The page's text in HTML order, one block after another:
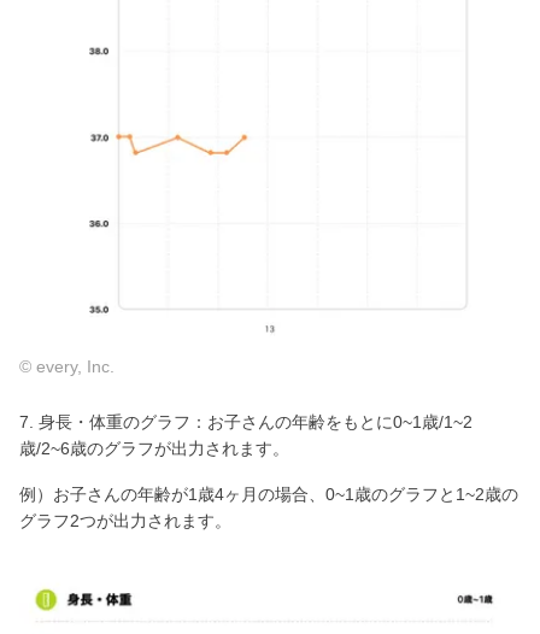
© every, Inc.
7. 身長・体重のグラフ：お子さんの年齢をもとに0~1歳/1~2
歳/2~6歳のグラフが出力されます。
例）お子さんの年齢が1歳4ヶ月の場合、0~1歳のグラフと1~2歳の
グラフ2つが出力されます。